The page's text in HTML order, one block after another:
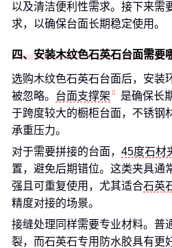
以及清洁便利性需求。接下来需
求，以确保台面长期稳定使用。
四、安装木纹色石英石台面需要
选购木纹色石英石台面后，安装
被忽略。 台面支撑架
是确保长
于跨度较大的橱柜台面，不锈钢
承重压力。
对于需要拼接的台面， 45度石材
置，避免后期错位。这类夹具通
强且可重复使用，尤其适合石英
精度对接的场景。
接缝处理同样需要专业材料。普
裂，而石英石专用防水胶具有更